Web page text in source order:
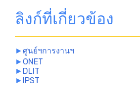
ลิงก์ที่เกี่ยวข้อง
►ศูนย์ฯการงานฯ
► ONET
► DLIT
► IPST